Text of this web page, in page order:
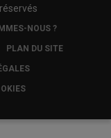
NOUS ?
PLAN DU SITE